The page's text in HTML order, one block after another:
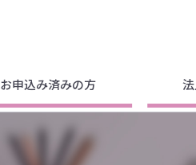
お申込み済みの方